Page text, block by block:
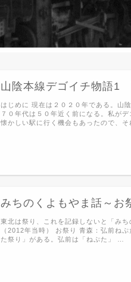
山陰本線デゴイチ物語1
はじめに 現在は２０２０年である。山
７０年代は５０年近く前になる。私が
懐かしい駅に行く機会もあったので、そ
みちのくよもやま話～お
東北は祭り、これを記録しないと「みち
（2012年当時） お祭り 青森：弘前ね
た祭り」がある。弘前は「ねぷた」 …